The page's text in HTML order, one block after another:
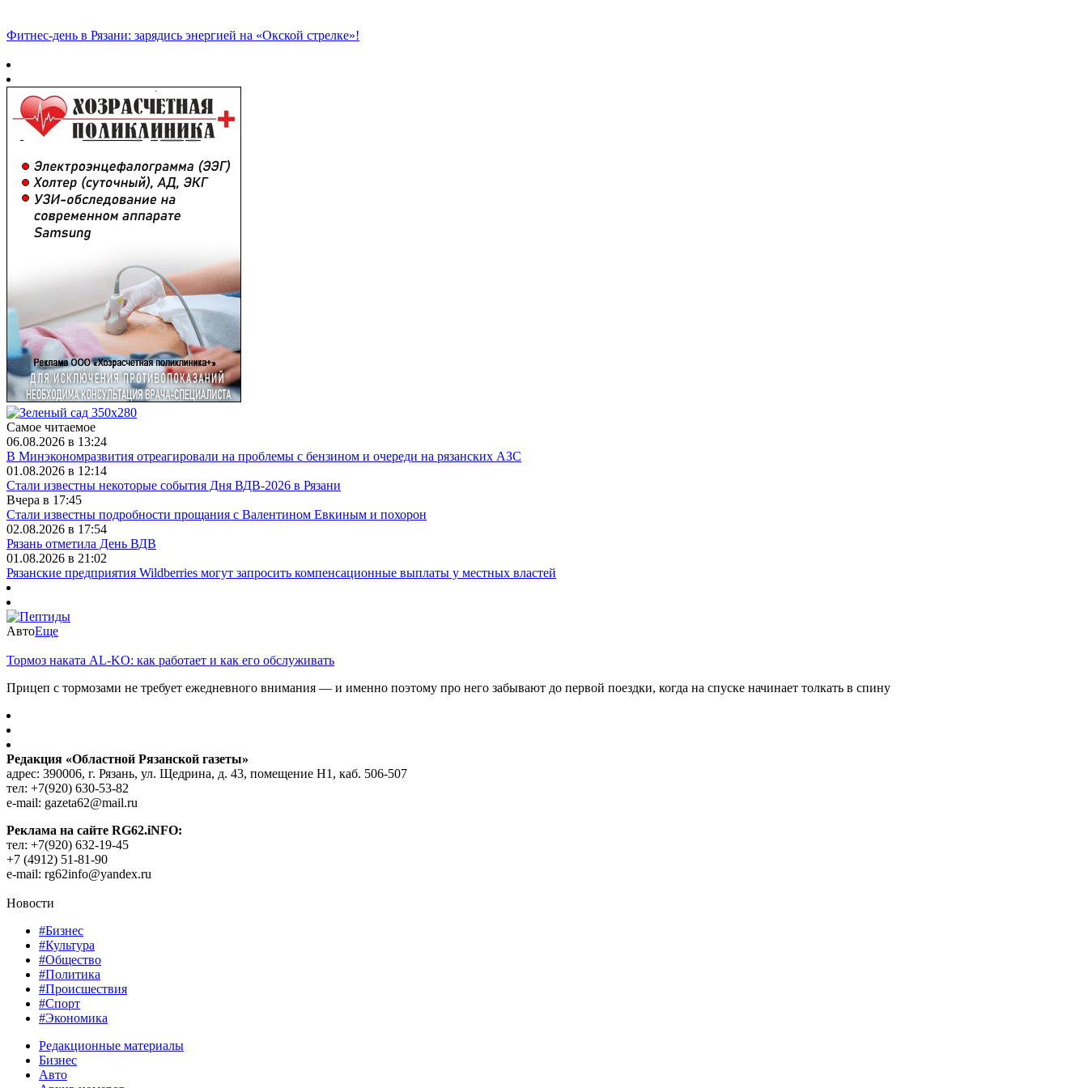
Фитнес‑день в Рязани: зарядись энергией на «Окской стрелке»!
Самое читаемое
06.08.2026 в 13:24
В Минэкономразвития отреагировали на проблемы с бензином и очереди на рязанских АЗС
01.08.2026 в 12:14
Стали известны некоторые события Дня ВДВ-2026 в Рязани
Вчера в 17:45
Стали известны подробности прощания с Валентином Евкиным и похорон
02.08.2026 в 17:54
Рязань отметила День ВДВ
01.08.2026 в 21:02
Рязанские предприятия Wildberries могут запросить компенсационные выплаты у местных властей
АвтоЕще
Тормоз наката AL-KO: как работает и как его обслуживать
Прицеп с тормозами не требует ежедневного внимания — и именно поэтому про него забывают до первой поездки, когда на спуске начинает толкать в спину
Редакция «Областной Рязанской газеты»
адрес: 390006, г. Рязань, ул. Щедрина, д. 43, помещение Н1, каб. 506-507
тел: +7(920) 630-53-82
e-mail: gazeta62@mail.ru
Реклама на сайте RG62.iNFO:
тел: +7(920) 632-19-45
+7 (4912) 51-81-90
e-mail: rg62info@yandex.ru
Новости
#Бизнес
#Культура
#Общество
#Политика
#Происшествия
#Спорт
#Экономика
Редакционные материалы
Бизнес
Авто